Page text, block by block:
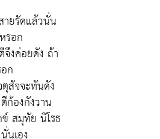
ยรัดแล้วนั่น
รอก
งค่อยดัง ถ้า
ก
สัจจะทันดัง
ก้องกังวาน
สมุทัย นิโรธ